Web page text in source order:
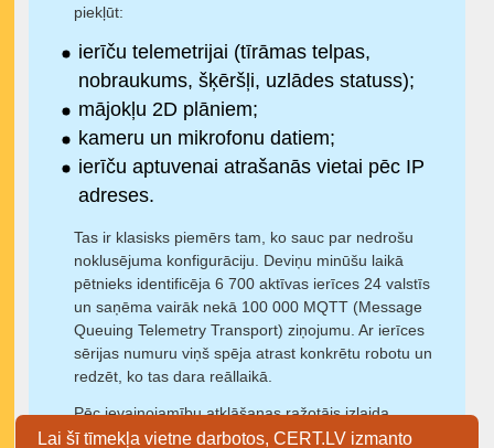
Lai šī tīmekļa vietne darbotos, CERT.LV izmanto
piekļūt:
ierīču telemetrijai (tīrāmas telpas,
nobraukums, šķēršļi, uzlādes statuss);
mājokļu 2D plāniem;
kameru un mikrofonu datiem;
ierīču aptuvenai atrašanās vietai pēc IP
adreses.
Tas ir klasisks piemērs tam, ko sauc par nedrošu
noklusējuma konfigurāciju. Deviņu minūšu laikā
pētnieks identificēja 6 700 aktīvas ierīces 24 valstīs
un saņēma vairāk nekā 100 000 MQTT (Message
Queuing Telemetry Transport) ziņojumu. Ar ierīces
sērijas numuru viņš spēja atrast konkrētu robotu un
redzēt, ko tas dara reāllaikā.
Pēc ievainojamību atklāšanas ražotājs izlaida
drošības atjauninājumu. Tātad – ugunsgrēks